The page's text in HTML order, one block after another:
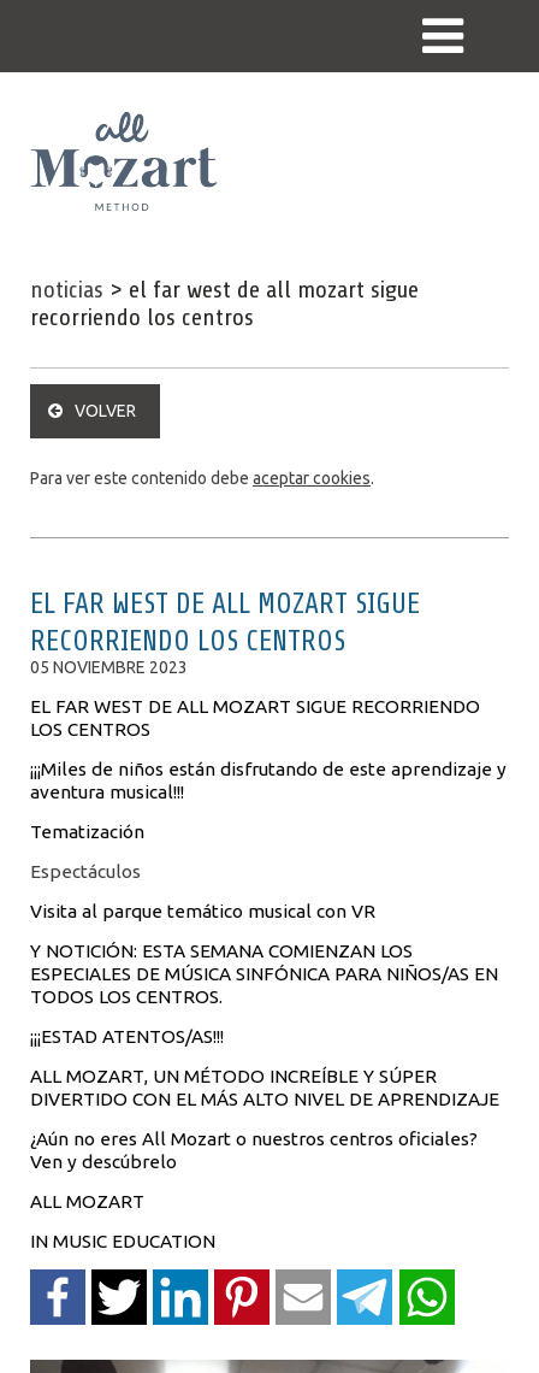
noticias > el far west de all mozart sigue
recorriendo los centros
VOLVER
Para ver este contenido debe aceptar cookies.
EL FAR WEST DE ALL MOZART SIGUE
RECORRIENDO LOS CENTROS
05 NOVIEMBRE 2023
EL FAR WEST DE ALL MOZART SIGUE RECORRIENDO
LOS CENTROS
¡¡¡Miles de niños están disfrutando de este aprendizaje y
aventura musical!!!
Tematización
Espectáculos
Visita al parque temático musical con VR
Y NOTICIÓN: ESTA SEMANA COMIENZAN LOS
ESPECIALES DE MÚSICA SINFÓNICA PARA NIÑOS/AS EN
TODOS LOS CENTROS.
¡¡¡ESTAD ATENTOS/AS!!!
ALL MOZART, UN MÉTODO INCREÍBLE Y SÚPER
DIVERTIDO CON EL MÁS ALTO NIVEL DE APRENDIZAJE
¿Aún no eres All Mozart o nuestros centros oficiales?
Ven y descúbrelo
ALL MOZART
IN MUSIC EDUCATION